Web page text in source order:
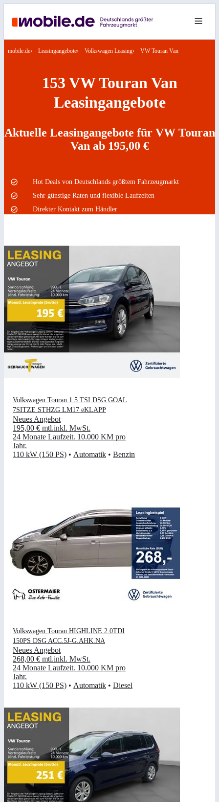
mobile.de Leasingangebote Volkswagen Leasing VW Touran Van
153 VW Touran Van
Leasingangebote
Aktuelle Leasingangebote für VW Touran
Van ab 195,00 €
Hot Deals von Deutschlands größtem Fahrzeugmarkt
Sehr günstige Raten und flexible Laufzeiten
Direkter Kontakt zum Händler
Volkswagen Touran 1.5 TSI DSG GOAL
7SITZE STHZG LM17 eKLAPP
Neues Angebot
195,00 € mtl.inkl. MwSt.
24 Monate Laufzeit. 10.000 KM pro
Jahr.
110 kW (150 PS) • Automatik • Benzin
Volkswagen Touran HIGHLINE 2.0TDI
150PS DSG ACC.5J-G.AHK.NA
Neues Angebot
268,00 € mtl.inkl. MwSt.
24 Monate Laufzeit. 10.000 KM pro
Jahr.
110 kW (150 PS) • Automatik • Diesel